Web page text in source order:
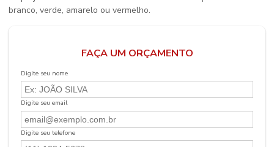
branco, verde, amarelo ou vermelho.
FAÇA UM ORÇAMENTO
Digite seu nome
Digite seu email
Digite seu telefone